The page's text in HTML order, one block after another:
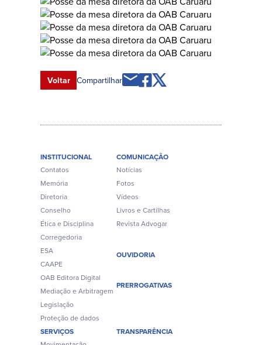
Voltar Compartilhar
INSTITUCIONAL
Contatos
Memória
Diretoria
Conselho
Ética e Disciplina
Corregedoria
ESA
CAAPE
OAB Editora Digital
Mediação e Arbitragem
Legislação
Proteção de dados
COMUNICAÇÃO
Notícias
Fotos
Vídeos
Livros e Cartilhas
Revista Advogar
OUVIDORIA
PRERROGATIVAS
SERVIÇOS
TRANSPARÊNCIA